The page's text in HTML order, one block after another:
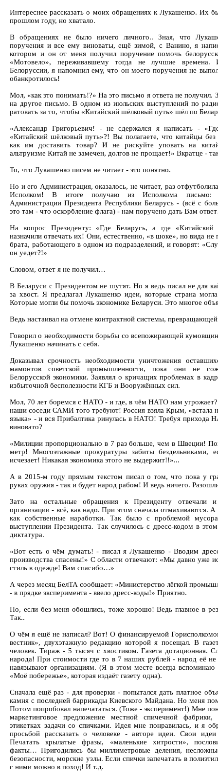
Интереснее рассказать о моих обращениях к Лукашенко. Их
прошлом году, но хватало.
В обращениях не было ничего личного.. Зная, что
поручения и все ему виноваты, ещё зимой, с Ванино, я
котором и он от меня получил поручение помочь
«Мотовело», переживавшему тогда не лучшие
Белоруссии, я напомнил ему, что он моего поручения не
обанкротилось!
Мол, «как это понимать!?» На это письмо я ответа не получил.
на другое письмо. В одном из июльских выступлений по
ратовать за то, чтобы «Китайский шёлковый путь» шёл по
«Александр Григорьевич! - не сдержался я написать -
«Китайский шёлковый путь»?! Вы полагаете, что китайцы без
как им доставить товар? И не рискуйте уповать на
альтруизме Китай не замечен, долгов не прощает!» Вкратце -
То, что Лукашенко писем не читает - это понятно.
Но и его Администрация, оказалось, не читает, раз
Исполком! В итоге получаю из Исполкома письмо:
Администрации Президента Республики Беларусь - (всё с
это там - что оскорбление флага) - нам поручено дать Вам
На вопрос Президенту: «Где Беларусь, а где «Китайский
назначили отвечать их! Они, естественно, «в шоке», но вида
брата, работающего в одном из подразделений, и говорят:
он уедет?!»
Словом, ответ я не получил…
В Беларуси с Президентом не шутят. Но я ведь писал не для
за хвост. Я предлагал Лукашенко идеи, которые страна
Которые могли бы помочь экономике Беларуси. Это многое
Ведь настаивал на отмене контрактной системы,
Говорил о необходимости борьбы со всепожирающей
Лукашенко начинать с себя.
Доказывал срочность необходимости уничтожения
мамонтов советской промышленности, пока они не
Белорусской экономики. Заявлял о кричащих проблемах в
избыточной бесполезности КГБ и Вооружённых сил.
Мол, 70 лет боремся с НАТО - и где, в чём НАТО нам угрожает?
наши соседи САМИ того требуют! Россия взяла Крым, «встала
языка» - и вся Прибалтика ринулась в НАТО! Требуя
виновато?
«Милиции пропорционально в 7 раз больше, чем в Швеции!
метр! Многоэтажные прокуратуры забиты бездельниками,
исчезает! Никакая экономика этого не выдержит!!»...
А в 2015-м году прямым текстом писал о том, что пока у
руках оружия - так и будет народ рабом! И ведь ничего.
Зато на остальные обращения к Президенту отвечали
организации - всё, как надо. При этом сначала отмахиваются.
как собственные наработки. Так было с проблемой
выступлении Президента. Так случилось с дресс-кодом в
диктатура.
«Вот есть о чём думать! - писал я Лукашенко - Вводим
производства спасены!» С области отвечают: «Мы давно уже
стиль в одежде! Вам спасибо…»
А через месяц БелТА сообщает: «Министерство лёгкой
- в прядке эксперимента - ввело дресс-коды!» Приятно.
Но, если без меня обошлись, тоже хорошо! Ведь главное в
Так..
О чём я ещё не написал? Вот! О финансируемой
вестник», двухэтажную редакцию которой я посещал. В
человек. Тираж - 5 тысяч с хвостиком. Газета дотационная.
народа! При стоимости где то в 7 наших рублей - народ её не
навязывают организациям. (Я в этом месте всегда
«Моё побережье», которая издаёт газету одна).
Сначала ещё раз - для проверки - попытался дать платное
камня с последней баррикады Киевского Майдана. Но меня
Потом попробовал напечататься. (Тоже - эксперимент!) Мне
маркетинговое предложение местной спичечной фабрики,
этикетках задачи со спичками. Идея мне понравилась, и я
просьбой рассказать о человеке - авторе идеи. Свои
Печатать крылатые фразы, «маленькие хитрости»,
факты… Пригодились бы миллиметровые деления,
безопасности, морские узлы. Если спички запечатать в
с ними можно в поход! И т.д.